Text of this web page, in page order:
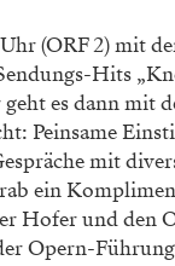
(ORF 2) mit
Hits
es dann mit
Peinsame
mit
ein
Hofer und den
Opern-